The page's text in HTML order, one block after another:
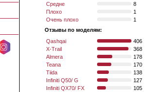
Средне
8
Плохо
1
Очень плохо
1
Отзывы по моделям:
Qashqai
406
X-Trail
368
Almera
178
Teana
170
Tiida
138
Infiniti Q50/ G
127
Infiniti QX70/ FX
105